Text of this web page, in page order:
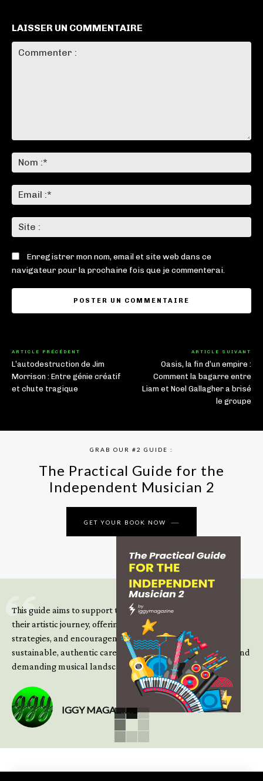
LAISSER UN COMMENTAIRE
:*
:*
:
Enregistrer mon nom, email et site web dans ce
navigateur pour la prochaine fois que je commenterai.
ARTICLE PRÉCÉDENT
L’autodestruction de Jim
Morrison : Entre génie créatif
et chute tragique
ARTICLE SUIVANT
Oasis, la fin d’un empire :
Comment la bagarre entre
Liam et Noel Gallagher a brisé
le groupe
GRAB OUR #2 GUIDE :
The Practical Guide for the
Independent Musician 2
GET YOUR BOOK NOW
This guide aims to support those climbing the next steps of
their artistic journey, offering practical insight, updated
strategies, and encouragement to continue building
sustainable, authentic careers in an increasingly complex and
demanding musical landscape.
IGGY MAGAZINE